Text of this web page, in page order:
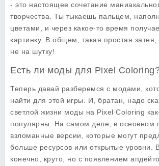
- это настоящее сочетание
творчества. Ты тыкаешь пальцем,
цветами, и через какое-то время
картинку. В общем, такая простая затея,
не на шутку!
Есть ли моды для Pixel
Теперь давай разберемся с модами,
найти для этой игры. И, братан, надо
светлой жизни моды на Pixel Coloring
популярны. На самом деле, в основном
взломанные версии, которые могут
больше ресурсов или открытые уровни.
конечно, круто, но с появлением